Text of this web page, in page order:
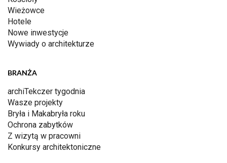
Wieżowce
Hotele
Nowe inwestycje
Wywiady o architekturze
BRANŻA
archiTekczer tygodnia
Wasze projekty
Bryła i Makabryła roku
Ochrona zabytków
Z wizytą w pracowni
Konkursy architektoniczne